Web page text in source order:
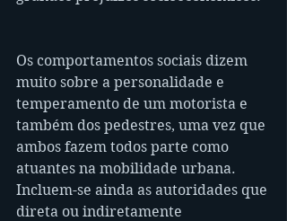
Os comportamentos sociais dizem
muito sobre a personalidade e
temperamento de um motorista e
também dos pedestres, uma vez que
ambos fazem todos parte como
atuantes na mobilidade urbana.
Incluem-se ainda as autoridades que
direta ou indiretamente